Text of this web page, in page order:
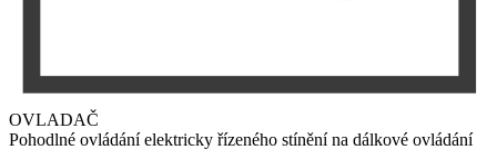
OVLADAČ
Pohodlné ovládání elektricky řízeného stínění na dálkové ovládání